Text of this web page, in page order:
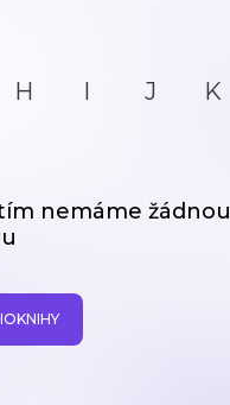
H I J K
nemáme žádnou